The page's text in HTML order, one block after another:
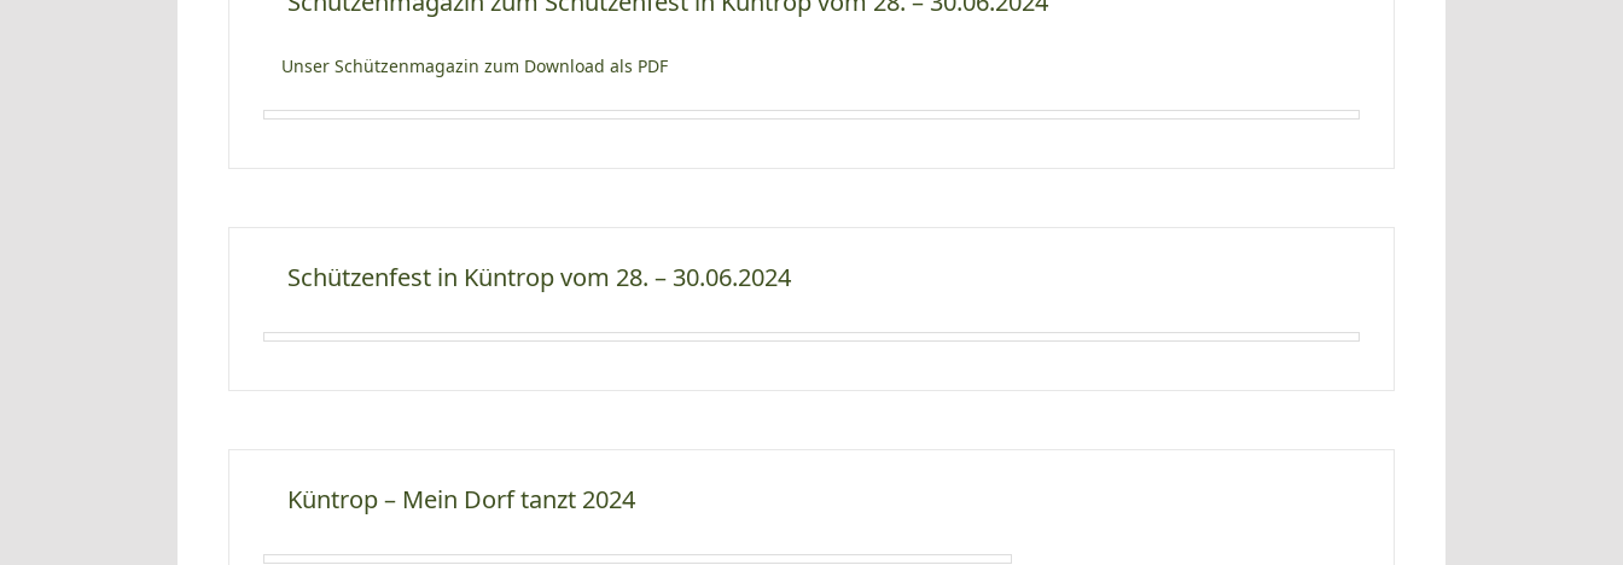
Unser Schützenmagazin zum Download als PDF
Schützenfest in Küntrop vom 28. – 30.06.2024
Küntrop – Mein Dorf tanzt 2024